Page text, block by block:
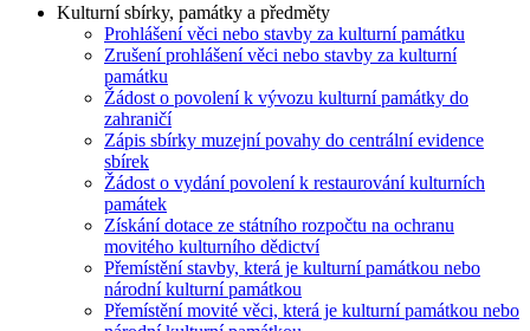
Kulturní sbírky, památky a předměty
Prohlášení věci nebo stavby za kulturní památku
Zrušení prohlášení věci nebo stavby za kulturní
památku
Žádost o povolení k vývozu kulturní památky do
zahraničí
Zápis sbírky muzejní povahy do centrální evidence
sbírek
Žádost o vydání povolení k restaurování kulturních
památek
Získání dotace ze státního rozpočtu na ochranu
movitého kulturního dědictví
Přemístění stavby, která je kulturní památkou nebo
národní kulturní památkou
Přemístění movité věci, která je kulturní památkou nebo